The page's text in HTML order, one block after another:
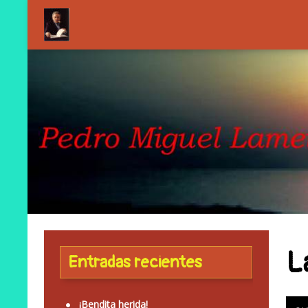
Entradas recientes
¡Bendita herida!